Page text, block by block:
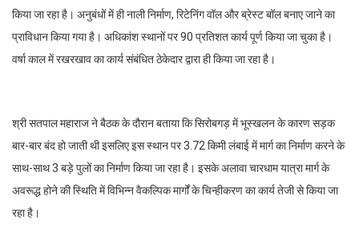
किया जा रहा है। अनुबंधों में ही नाली निर्माण, रिटेनिंग वॉल और ब्रेस्ट बॉल बनाए जाने का
प्राविधान किया गया है। अधिकांश स्थानों पर 90 प्रतिशत कार्य पूर्ण किया जा चुका है।
वर्षा काल में रखरखाव का कार्य संबंधित ठेकेदार द्वारा ही किया जा रहा है।
श्री सतपाल महाराज ने बैठक के दौरान बताया कि सिरोबगड़ में भूस्खलन के कारण सड़क
बार-बार बंद हो जाती थी इसलिए इस स्थान पर 3.72 किमी लंबाई में मार्ग का निर्माण करने के
साथ-साथ 3 बड़े पुलों का निर्माण किया जा रहा है। इसके अलावा चारधाम यात्रा मार्ग के
अवरूद्ध होने की स्थिति में विभिन्न वैकल्पिक मार्गों के चिन्हीकरण का कार्य तेजी से किया जा
रहा है।